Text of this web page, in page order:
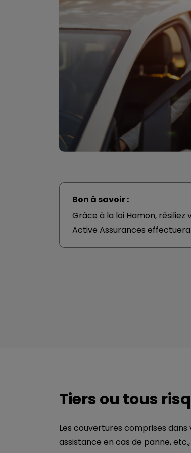
Bon à savoir :
Grâce à la loi Hamon,
Active Assurances
Tiers ou tous
Les couvertures comprises
assistance en cas de panne,